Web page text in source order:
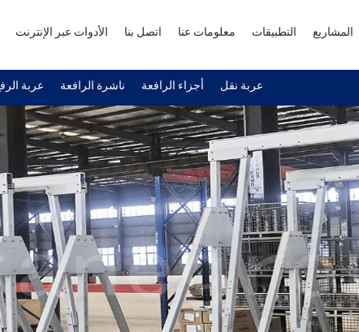
الأدوات عبر الإنترنت اتصل بنا معلومات عنا التطبيقات المشاريع
عربة ناشرة الرافعة أجزاء الرافعة عربة نقل